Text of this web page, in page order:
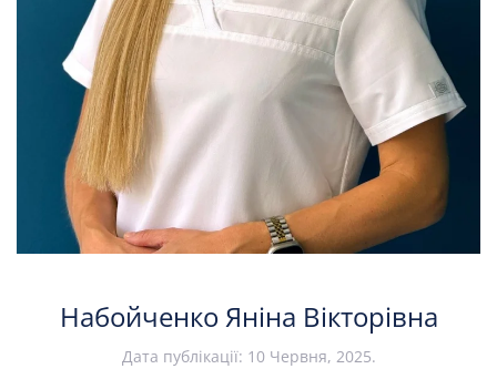
Набойченко Яніна Вікторівна
Дата публікації: 10 Червня, 2025.